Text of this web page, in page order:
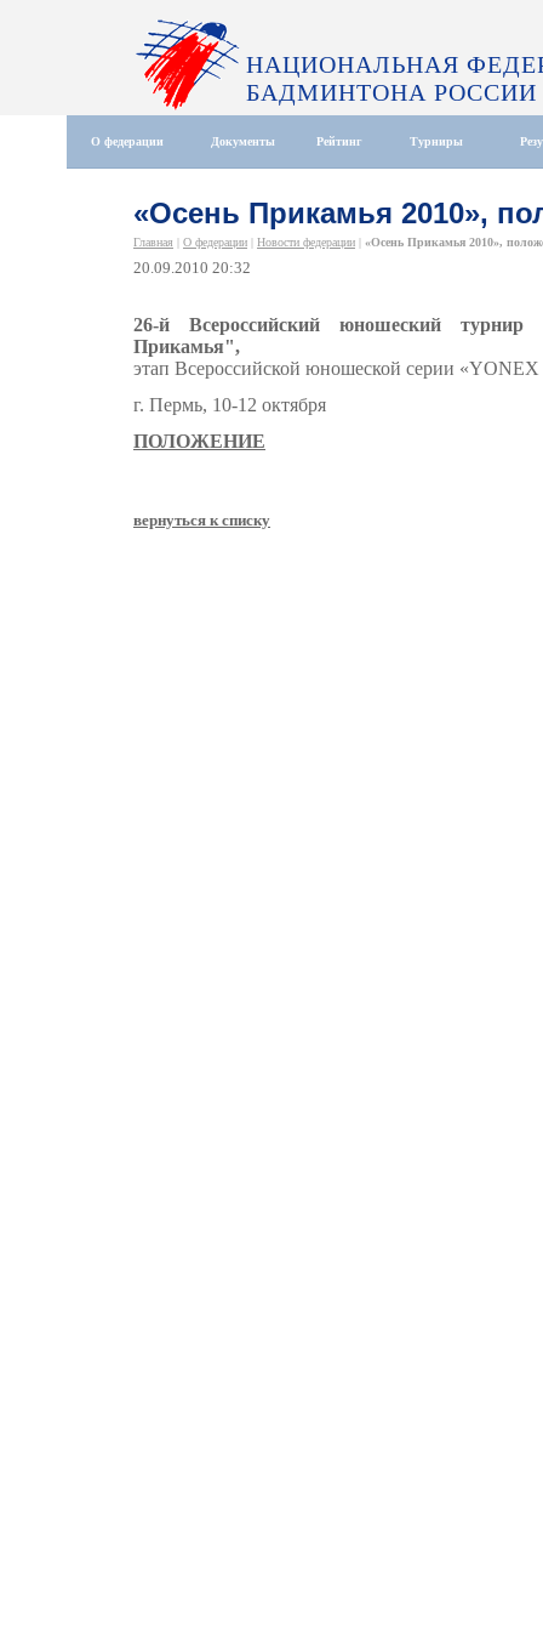
НАЦИОНАЛЬНАЯ
БАДМИНТОНА РОССИИ
О федерации Документы Рейтинг Турниры
«Осень Прикамья 2010»,
Главная | О федерации | Новости федерации | «Осень Прикамья 2010»,
20.09.2010 20:32
26-й Всероссийский юношеский
Прикамья",
этап Всероссийской юношеской серии
г. Пермь, 10-12 октября
ПОЛОЖЕНИЕ
вернуться к списку